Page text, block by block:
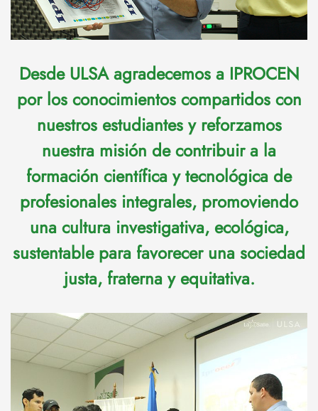
Desde ULSA agradecemos a IPROCEN
por los conocimientos compartidos con
nuestros estudiantes y reforzamos
nuestra misión de contribuir a la
formación científica y tecnológica de
profesionales integrales, promoviendo
una cultura investigativa, ecológica,
sustentable para favorecer una sociedad
justa, fraterna y equitativa.